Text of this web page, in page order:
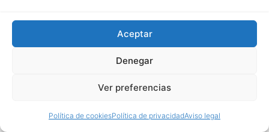
Aceptar
Denegar
Ver preferencias
Política de cookiesPolítica de privacidadAviso legal